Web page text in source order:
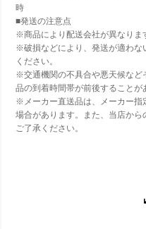
時
■発送の注意点
※商品により配送会社が異なりま
※破損などにより、発送が適わな
ください。
※交通機関の不具合や悪天候など
品の到着時間帯が前後することが
※メーカー直送品は、メーカー指
場合があります。また、当店から
ご了承ください。